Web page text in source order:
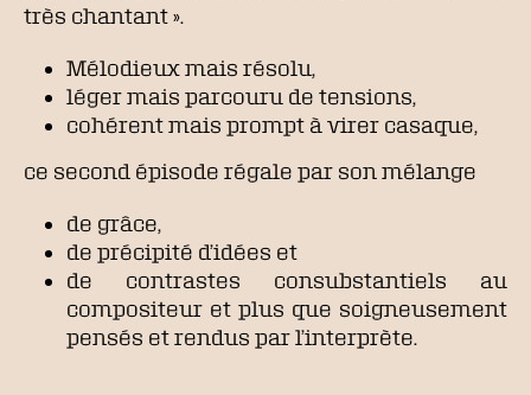
très chantant ».
Mélodieux mais résolu,
léger mais parcouru de tensions,
cohérent mais prompt à virer casaque,
ce second épisode régale par son mélange
de grâce,
de précipité d’idées et
de contrastes consubstantiels au
compositeur et plus que soigneusement
pensés et rendus par l’interprète.